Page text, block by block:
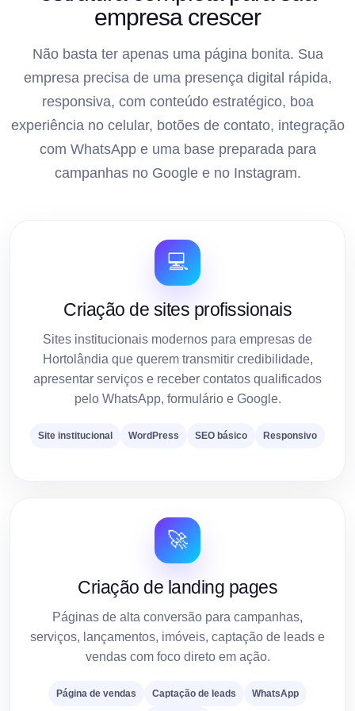
empresa crescer
Não basta ter apenas uma página bonita. Sua
empresa precisa de uma presença digital rápida,
responsiva, com conteúdo estratégico, boa
experiência no celular, botões de contato, integração
com WhatsApp e uma base preparada para
campanhas no Google e no Instagram.
💻
Criação de sites profissionais
Sites institucionais modernos para empresas de
Hortolândia que querem transmitir credibilidade,
apresentar serviços e receber contatos qualificados
pelo WhatsApp, formulário e Google.
Site institucional WordPress SEO básico Responsivo
🚀
Criação de landing pages
Páginas de alta conversão para campanhas,
serviços, lançamentos, imóveis, captação de leads e
vendas com foco direto em ação.
Página de vendas Captação de leads WhatsApp